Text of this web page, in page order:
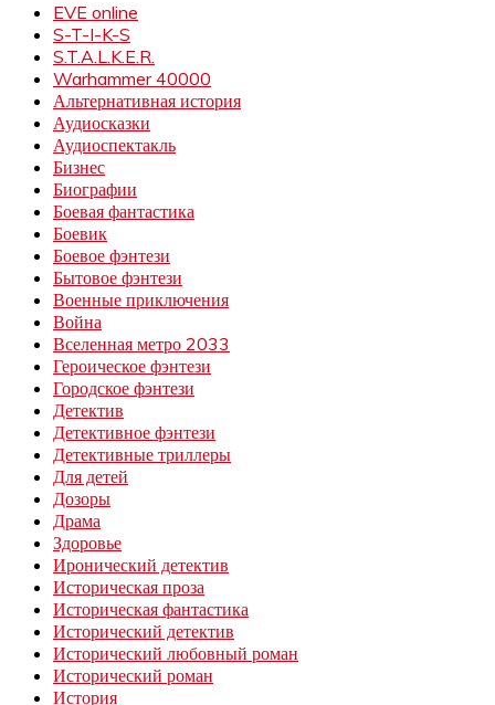
EVE online
S-T-I-K-S
S.T.A.L.K.E.R.
Warhammer 40000
Альтернативная история
Аудиосказки
Аудиоспектакль
Бизнес
Биографии
Боевая фантастика
Боевик
Боевое фэнтези
Бытовое фэнтези
Военные приключения
Война
Вселенная метро 2033
Героическое фэнтези
Городское фэнтези
Детектив
Детективное фэнтези
Детективные триллеры
Для детей
Дозоры
Драма
Здоровье
Иронический детектив
Историческая проза
Историческая фантастика
Исторический детектив
Исторический любовный роман
Исторический роман
История